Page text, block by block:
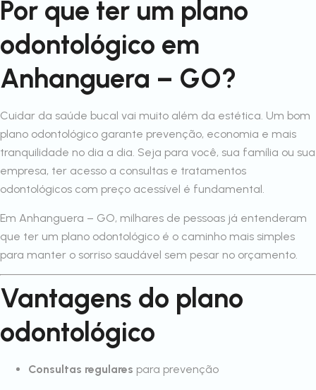
Por que ter um plano
odontológico em
Anhanguera – GO?
Cuidar da saúde bucal vai muito além da estética. Um bom
plano odontológico garante prevenção, economia e mais
tranquilidade no dia a dia. Seja para você, sua família ou sua
empresa, ter acesso a consultas e tratamentos
odontológicos com preço acessível é fundamental.
Em Anhanguera – GO, milhares de pessoas já entenderam
que ter um plano odontológico é o caminho mais simples
para manter o sorriso saudável sem pesar no orçamento.
Vantagens do plano
odontológico
Consultas regulares para prevenção